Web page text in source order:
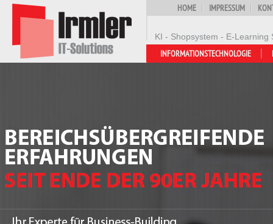
KI - Shopsystem - E-
HOME IMPRESSUM
INFORMATIONSTECHNOLOGIE